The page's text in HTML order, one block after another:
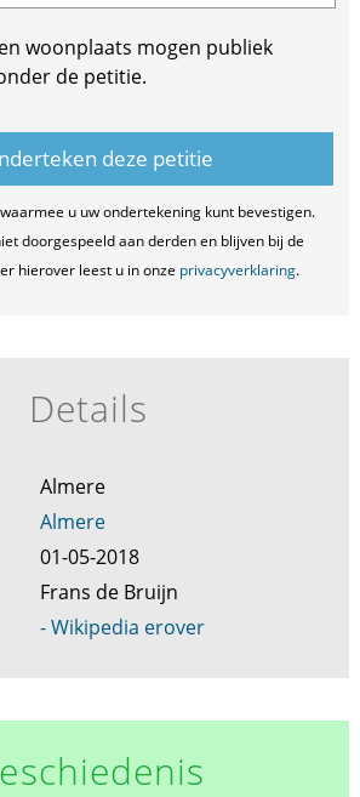
woonplaats mogen publiek
de petitie.
u uw ondertekening kunt bevestigen.
doorgespeeld aan derden en blijven bij de
hierover leest u in onze privacyverklaring.
Details
Almere
Almere
01-05-2018
Frans de Bruijn
- Wikipedia erover